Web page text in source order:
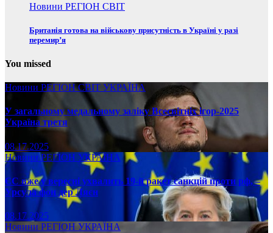
Новини РЕГІОН СВІТ
Британія готова на військову присутність в Україні у разі
перемир’я
You missed
Новини РЕГІОНСВІТ УКРАЇНА
У загальному медальному заліку Всесвітніх ігор-2025
Україна третя
08.17.2025
НовиниРЕГІОН УКРАЇНА
ЄС вже у вересні ухвалить 19-й ракет санкцій проти рф, –
Урсула фон дер Ляєн
08.17.2025
Новини РЕГІОН УКРАЇНА